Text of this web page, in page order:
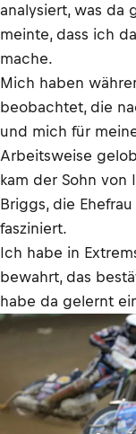
analysiert, was da
meinte, dass ich
mache.
Mich haben
beobachtet, die
und mich für
Arbeitsweise
kam der Sohn von
Briggs, die
fasziniert.
Ich habe in
bewahrt, das
habe da gelernt